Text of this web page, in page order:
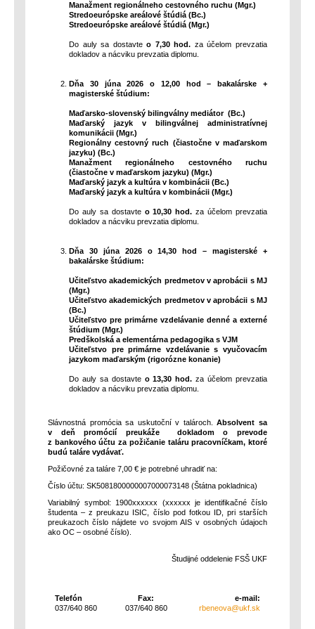
Manažment regionálneho cestovného ruchu (Mgr.)
Stredoeurópske areálové štúdiá (Bc.)
Stredoeurópske areálové štúdiá (Mgr.)
Do auly sa dostavteo 7,30 hod. za účelom prevzatia
dokladov a nácviku prevzatia diplomu.
Dňa 30 júna 2026 o 12,00 hod –bakalárske +
magisterské štúdium:
Maďarsko-slovenský bilingválny mediátor (Bc.)
Maďarský jazyk v bilingválnej administratívnej
komunikácii (Mgr.)
Regionálny cestovný ruch (čiastočne v maďarskom
jazyku) (Bc.)
Manažment regionálneho cestovného ruchu
(čiastočne v maďarskom jazyku) (Mgr.)
Maďarský jazyk a kultúra v kombinácii (Bc.)
Maďarský jazyk a kultúra v kombinácii (Mgr.)
Do auly sa dostavte o 10,30 hod. za účelom prevzatia
dokladov a nácviku prevzatia diplomu.
Dňa 30 júna 2026 o 14,30 hod –magisterské +
bakalárske štúdium:
Učiteľstvo akademických predmetov v aprobácii s MJ
(Mgr.)
Učiteľstvo akademických predmetov v aprobácii s MJ
(Bc.)
Učiteľstvo pre primárne vzdelávanie denné a externé
štúdium (Mgr.)
Predškolská a elementárna pedagogika s VJM
Učiteľstvo pre primárne vzdelávanie s vyučovacím
jazykom maďarským (rigorózne konanie)
Do auly sa dostavte o 13,30 hod. za účelom prevzatia
dokladov a nácviku prevzatia diplomu.
Slávnostná promócia sa uskutoční v talároch.Absolvent sa
v deň promócií preukáže dokladom o prevode
z bankového účtu za požičanie taláru pracovníčkam, ktoré
budú taláre vydávať.
Požičovné za taláre 7,00 € je potrebné uhradiť na:
Číslo účtu: SK5081800000007000073148 (Štátna pokladnica)
Variabilný symbol: 1900xxxxxx (xxxxxx je identifikačné číslo
študenta –z preukazu ISIC, číslo pod fotkou ID, pri starších
preukazoch číslo nájdete vo svojom AIS v osobných údajoch
ako OC – osobné číslo).
Študijné oddelenie FSŠ UKF
Telefón
037/640 860
Fax:
037/640 860
e-mail: